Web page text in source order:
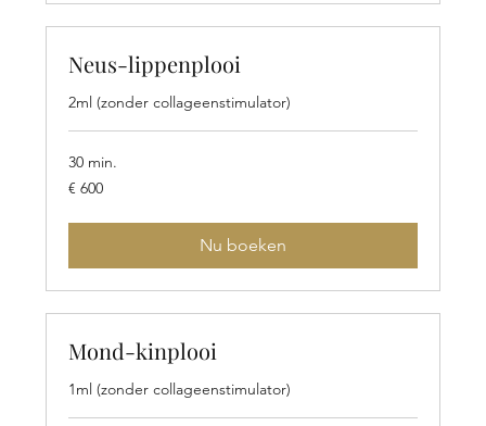
Neus-lippenplooi
2ml (zonder collageenstimulator)
30 min.
600
euro
€ 600
Nu boeken
Mond-kinplooi
1ml (zonder collageenstimulator)